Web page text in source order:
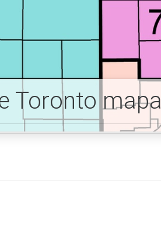
Toronto mapa